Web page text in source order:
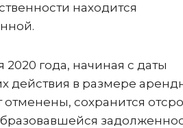
находится
года, начиная с даты
действия в размере
сохранится